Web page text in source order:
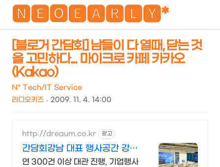
🅽🅴🅾🅴🅰🆁🅻🆈*
검
[블로거 간담회] 남들이 다 열때, 닫는 것
을 고민하다... 마이크로 카페 카카오
(Kakao)
N* Tech/IT Service
라디오키즈
2009. 11. 4. 14:00
http://dreaum.co.kr 광고
간담회강남 대표 행사공간 강
남, 역삼 대표 행사 공간
연 300건 이상 대관 진행, 기업행사